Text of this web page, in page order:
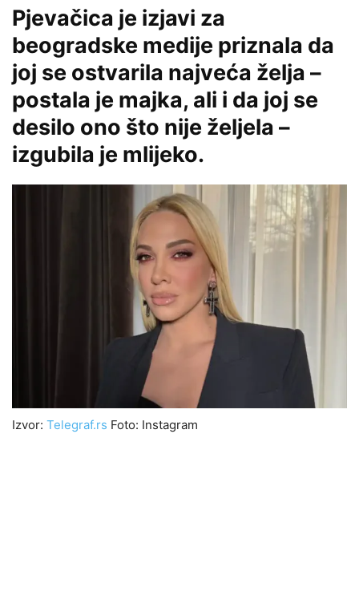
Pjevačica je izjavi za
beogradske medije priznala da
joj se ostvarila najveća želja –
postala je majka, ali i da joj se
desilo ono što nije željela –
izgubila je mlijeko.
Izvor: Telegraf.rs Foto: Instagram